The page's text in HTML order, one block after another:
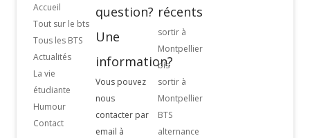
Accueil
Tout sur le bts
Tous les BTS
Actualités
La vie
étudiante
Humour
Contact
question?
Une
information?
Vous pouvez
nous
contacter par
email à
récents
sortir à
Montpellier
bis
sortir à
Montpellier
BTS
alternance